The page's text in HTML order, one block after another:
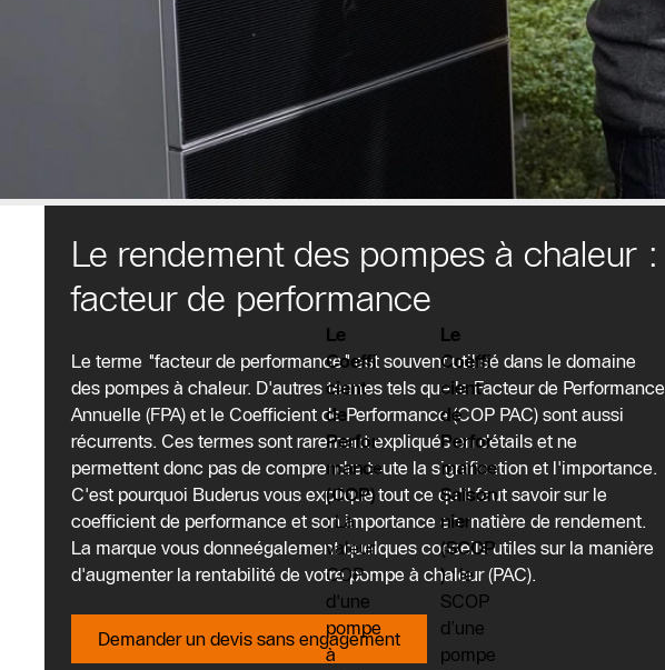
Le rendement des pompes à chaleur :
facteur de performance
Le terme "facteur de performance" est souvent utilisé dans le domaine
des pompes à chaleur. D'autres termes tels que le Facteur de Performance
Annuelle (FPA) et le Coefficient de Performance (COP PAC) sont aussi
récurrents. Ces termes sont rarement expliqués en détails et ne
permettent donc pas de comprendre toute la signification et l'importance.
C'est pourquoi Buderus vous explique tout ce qu'il faut savoir sur le
coefficient de performance et son importance en matière de rendement.
La marque vous donneégalement quelques conseils utiles sur la manière
d'augmenter la rentabilité de votre pompe à chaleur (PAC).
Demander un devis sans engagement
Qu'e
st-ce
que
le
Facte
ur de
Perfo
rman
ce
Facteur
de
Performa
nce
Annuel
(FPA) est
l'un des
paramètr
es les
important
Le
Coeffi
cient
de
Perfor
mance
(COP)
:La
valeur
COP
d'une
pompe
à
Le
Coeffi
cient
de
Perfor
mance
Saison
nier
(SCOP
) :le
SCOP
d’une
pompe
nous
l'avons
mentionn
é
précéde
mment,
le
Facteur